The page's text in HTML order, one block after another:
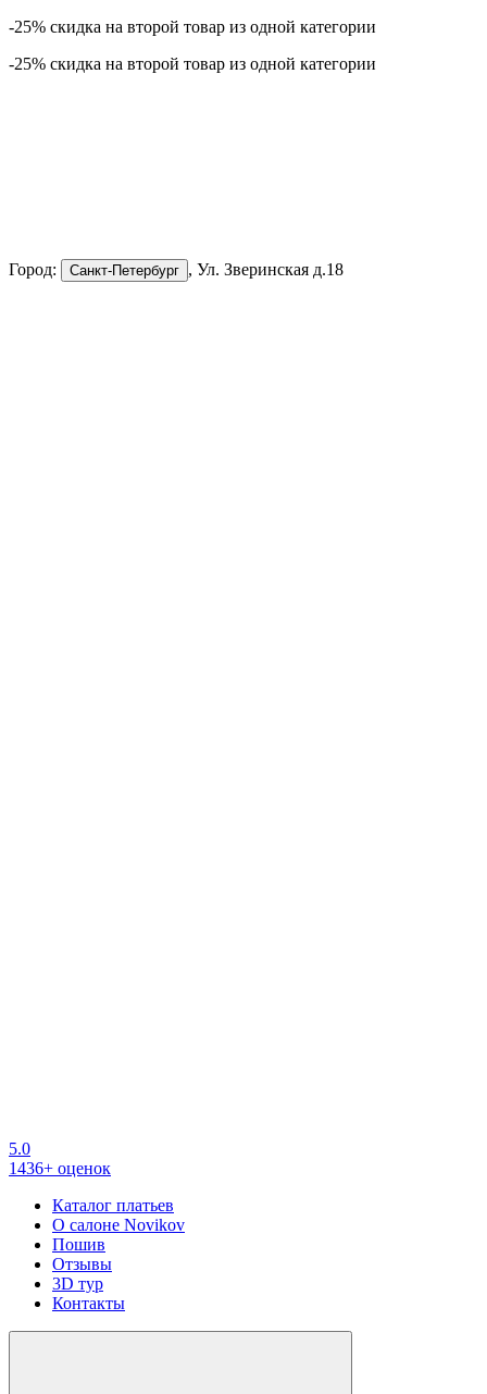
-25% скидка на второй товар из одной категории
-25% скидка на второй товар из одной категории
Город: Санкт-Петербург , Ул. Зверинская д.18
5.0
1436+ оценок
Каталог платьев
О салоне Novikov
Пошив
Отзывы
3D тур
Контакты